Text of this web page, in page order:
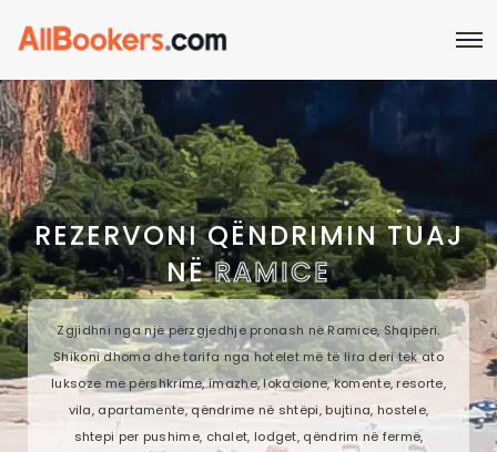
REZERVONI QËNDRIMIN TUAJ
NËRAMICE
Zgjidhni nga një përzgjedhje pronash në Ramice, Shqipëri.
Shikoni dhoma dhe tarifa nga hotelet më të lira deri tek ato
luksoze me përshkrime, imazhe, lokacione, komente, resorte,
vila, apartamente, qëndrime në shtëpi, bujtina, hostele,
shtepi per pushime, chalet, lodget, qëndrim në fermë,